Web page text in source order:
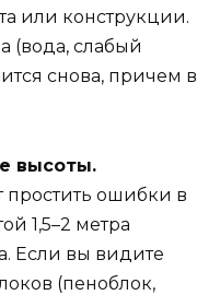
или конструкции.
(вода, слабый
снова, причем в
высоты.
простить ошибки в
1,5–2 метра
Если вы видите
(пеноблок,